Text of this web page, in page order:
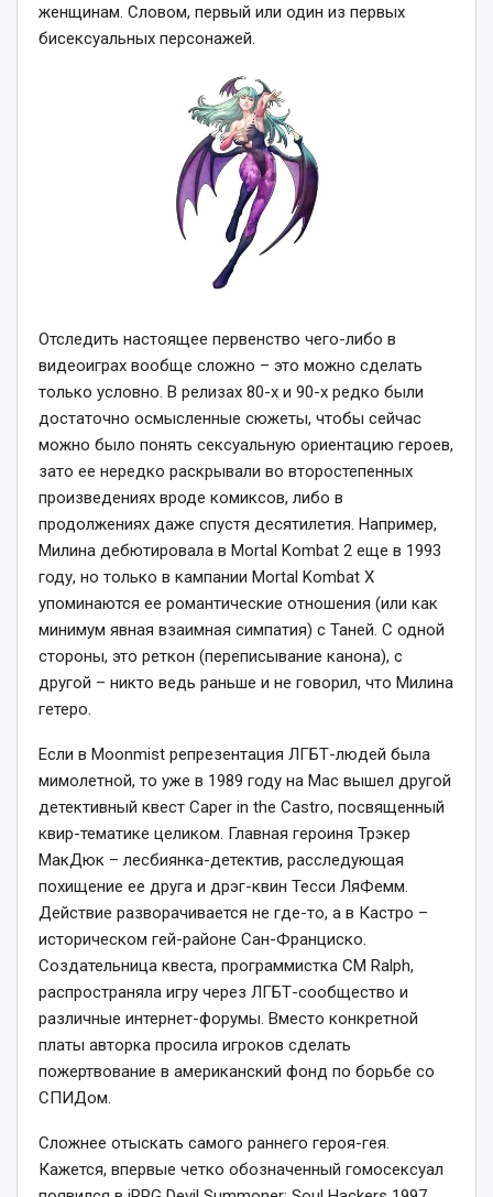
женщинам. Словом, первый или один из первых
бисексуальных персонажей.
Отследить настоящее первенство чего-либо в
видеоиграх вообще сложно – это можно сделать
только условно. В релизах 80-х и 90-х редко были
достаточно осмысленные сюжеты, чтобы сейчас
можно было понять сексуальную ориентацию героев,
зато ее нередко раскрывали во второстепенных
произведениях вроде комиксов, либо в
продолжениях даже спустя десятилетия. Например,
Милина дебютировала в Mortal Kombat 2 еще в 1993
году, но только в кампании Mortal Kombat X
упоминаются ее романтические отношения (или как
минимум явная взаимная симпатия) с Таней. С одной
стороны, это реткон (переписывание канона), с
другой – никто ведь раньше и не говорил, что Милина
гетеро.
Если в Moonmist репрезентация ЛГБТ-людей была
мимолетной, то уже в 1989 году на Mac вышел другой
детективный квест Caper in the Castro, посвященный
квир-тематике целиком. Главная героиня Трэкер
МакДюк – лесбиянка-детектив, расследующая
похищение ее друга и дрэг-квин Тесси ЛяФемм.
Действие разворачивается не где-то, а в Кастро –
историческом гей-районе Сан-Франциско.
Создательница квеста, программистка CM Ralph,
распространяла игру через ЛГБТ-сообщество и
различные интернет-форумы. Вместо конкретной
платы авторка просила игроков сделать
пожертвование в американский фонд по борьбе со
СПИДом.
Сложнее отыскать самого раннего героя-гея.
Кажется, впервые четко обозначенный гомосексуал